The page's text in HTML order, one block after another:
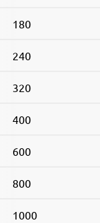
180
240
320
400
600
800
1000